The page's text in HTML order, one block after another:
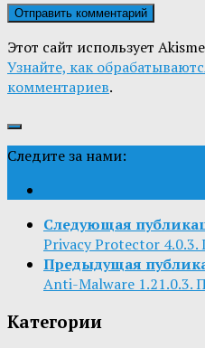
Этот сайт использует
Узнайте, как
комментариев.
Следите за нами:
Следующая
Privacy Protector 4.0.3.
Предыдущая
Anti-Malware 1.21.0.3.
Категории